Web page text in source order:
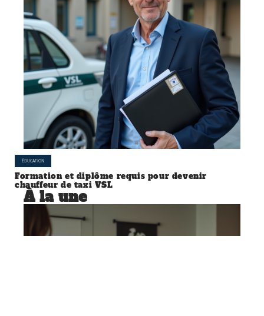
ÉDUCATION
Formation et diplôme requis pour devenir
chauffeur de taxi VSL
À la une